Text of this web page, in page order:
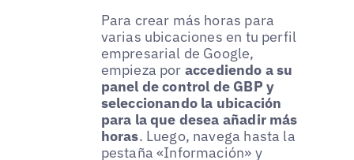
Para crear más horas para
varias ubicaciones en tu perfil
empresarial de Google,
empieza por accediendo a su
panel de control de GBP y
seleccionando la ubicación
para la que desea añadir más
horas. Luego, navega hasta la
pestaña «Información» y